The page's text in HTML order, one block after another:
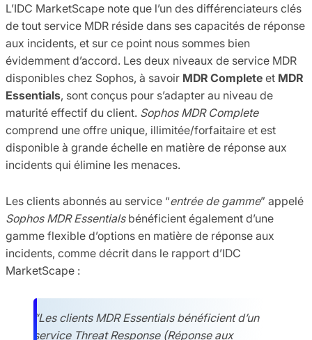
L’IDC MarketScape note que l’un des différenciateurs clés
de tout service MDR réside dans ses capacités de réponse
aux incidents, et sur ce point nous sommes bien
évidemment d’accord. Les deux niveaux de service MDR
disponibles chez Sophos, à savoir MDR Complete et MDR
Essentials, sont conçus pour s’adapter au niveau de
maturité effectif du client. Sophos MDR Complete
comprend une offre unique, illimitée/forfaitaire et est
disponible à grande échelle en matière de réponse aux
incidents qui élimine les menaces.
Les clients abonnés au service “entrée de gamme” appelé
Sophos MDR Essentialsbénéficient également d’une
gamme flexible d’options en matière de réponse aux
incidents, comme décrit dans le rapport d’IDC
MarketScape :
“Les clients MDR Essentials bénéficient d’un
service Threat Response (Réponse aux